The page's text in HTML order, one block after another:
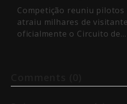
Competição reuniu pilotos
atraiu milhares de
oficialmente o Circuito de…